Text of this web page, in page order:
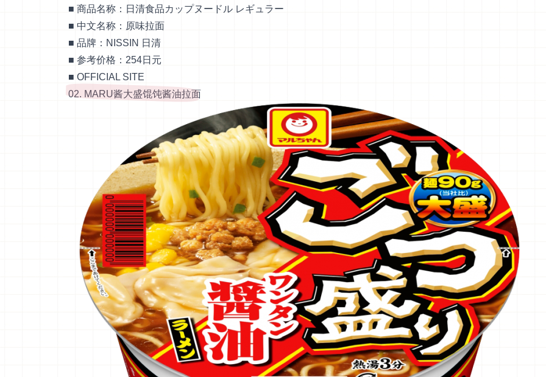
■ 商品名称：日清食品カップヌードル レギュラー
■ 中文名称：原味拉面
■ 品牌：NISSIN 日清
■ 参考价格：254日元
■ OFFICIAL SITE
02. MARU酱大盛馄饨酱油拉面